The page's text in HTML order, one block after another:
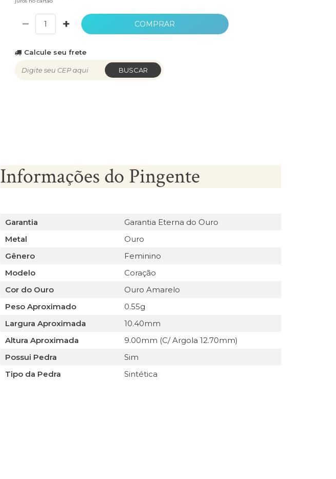
− + COMPRAR
Calcule seu frete
BUSCAR
Informações do Pingente
Garantia
Garantia Eterna do Ouro
Metal
Ouro
Gênero
Feminino
Modelo
Coração
Cor do Ouro
Ouro Amarelo
Peso Aproximado
0.55g
Largura Aproximada
10.40mm
Altura Aproximada
9.00mm (C/ Argola 12.70mm)
Possui Pedra
Sim
Tipo da Pedra
Sintética